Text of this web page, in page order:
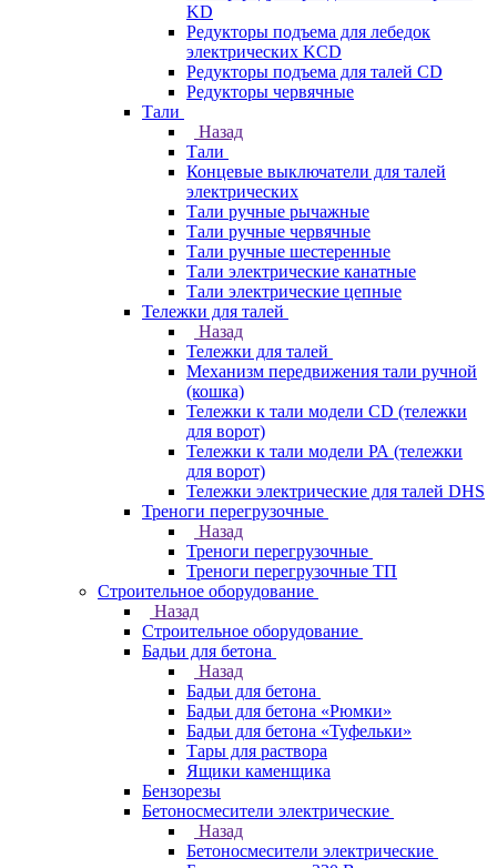
KD
Редукторы подъема для лебедок
электрических KCD
Редукторы подъема для талей CD
Редукторы червячные
Тали
Назад
Тали
Концевые выключатели для талей
электрических
Тали ручные рычажные
Тали ручные червячные
Тали ручные шестеренные
Тали электрические канатные
Тали электрические цепные
Тележки для талей
Назад
Тележки для талей
Механизм передвижения тали ручной
(кошка)
Тележки к тали модели CD (тележки
для ворот)
Тележки к тали модели РА (тележки
для ворот)
Тележки электрические для талей DHS
Треноги перегрузочные
Назад
Треноги перегрузочные
Треноги перегрузочные ТП
Строительное оборудование
Назад
Строительное оборудование
Бадьи для бетона
Назад
Бадьи для бетона
Бадьи для бетона «Рюмки»
Бадьи для бетона «Туфельки»
Тары для раствора
Ящики каменщика
Бензорезы
Бетоносмесители электрические
Назад
Бетоносмесители электрические